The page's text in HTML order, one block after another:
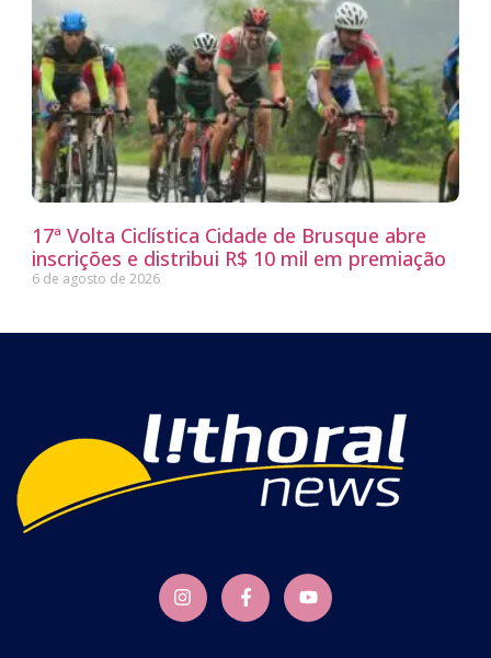
17ª Volta Ciclística Cidade de Brusque abre
inscrições e distribui R$ 10 mil em premiação
6 de agosto de 2026